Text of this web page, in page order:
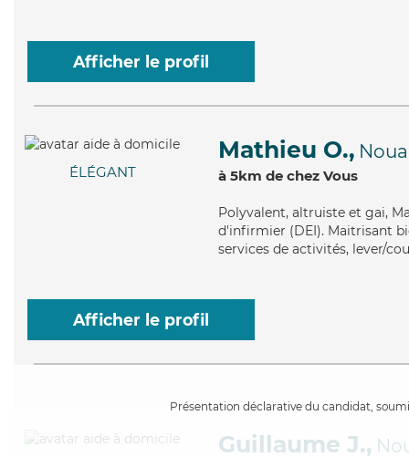
Afficher le profil
ÉLÉGANT
Mathieu O.,
à 5km de chez Vous
Polyvalent, altruiste et gai,
d'infirmier (DEI). Maitrisant
services de activités, lever/
Afficher le profil
Présentation déclarative du candidat,
Guillaume J.,